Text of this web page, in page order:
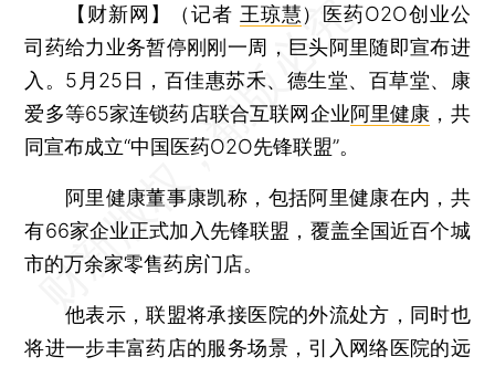
【财新网】（记者 王琼慧） 医药O2O创业公
司药给力业务暂停刚刚一周，巨头阿里随即宣布进
入。5月25日，百佳惠苏禾、德生堂、百草堂、康
爱多等65家连锁药店联合互联网企业阿里健康 ，共
同宣布成立“中国医药O2O先锋联盟”。
阿里健康董事康凯称，包括阿里健康在内，共
有66家企业正式加入先锋联盟，覆盖全国近百个城
市的万余家零售药房门店。
他表示，联盟将承接医院的外流处方，同时也
将进一步丰富药店的服务场景，引入网络医院的远